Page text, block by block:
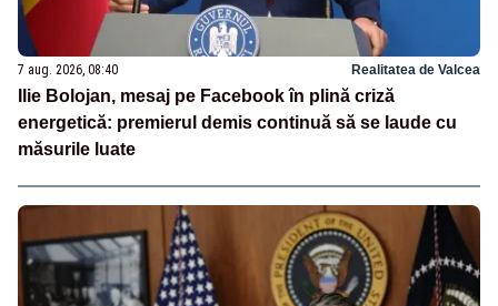
7 aug. 2026, 08:40 Realitatea de Valcea
Ilie Bolojan, mesaj pe Facebook în plină criză
energetică: premierul demis continuă să se laude cu
măsurile luate